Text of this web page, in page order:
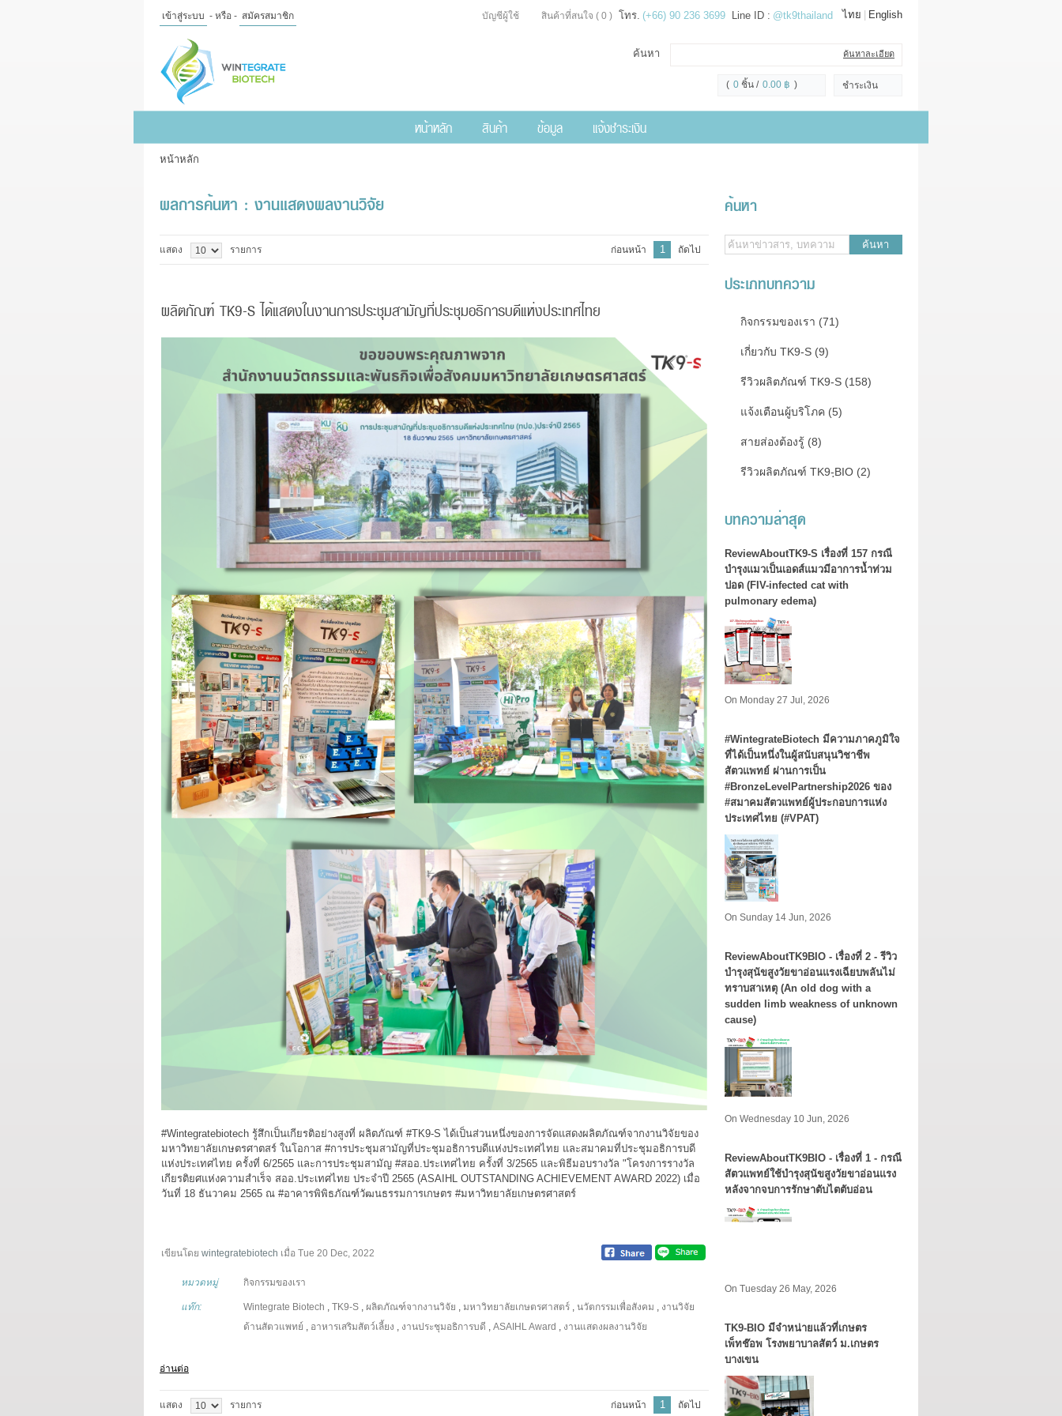
ไทย | English
ข้อมูล
เข้าสู่ระบบ - หรือ - สมัครสมาชิก ไทย English
โทร. (+66) 90 236 3699 Line ID : @tk9thailand
สินค้าที่สนใจ ( 0 )
บัญชีผู้ใช้
ค้นหา ค้นหาละเอียด
( 0 ชิ้น 0.00 ฿ ) ชำระเงิน
หน้าหลัก สินค้า ข้อมูล แจ้งชำระเงิน
หน้าหลัก
ผลการค้นหา : งานแสดงผลงานวิจัย
แสดง รายการ ก่อนหน้า 1 ถัดไป
ผลิตภัณฑ์ TK9-S ได้แสดงในงานการประชุมสามัญที่ประชุมอธิการบดีแห่งประเทศไทย
#Wintegratebiotech รู้สึกเป็นเกียรติอย่างสูงที่ ผลิตภัณฑ์ #TK9-S ได้เป็นส่วนหนึ่งของการจัดแสดงผลิตภัณฑ์จากงานวิจัยของ
มหาวิทยาลัยเกษตรศาตสร์ ในโอกาส #การประชุมสามัญที่ประชุมอธิการบดีแห่งประเทศไทย และสมาคมที่ประชุมอธิการบดี
แห่งประเทศไทย ครั้งที่ 6/2565 และการประชุมสามัญ #สออ .ประเทศไทย ครั้งที่ 3/2565 และพิธีมอบรางวัล "โครงการรางวัล
เกียรติยศแห่งความสำเร็จ สออ.ประเทศไทย ประจำปี 2565 (ASAIHL OUTSTANDING ACHIEVEMENT AWARD 2022) เมื่อ
วันที่ 18 ธันวาคม 2565 ณ #อาคารพิพิธภัณฑ์วัฒนธรรมการเกษตร #มหาวิทยาลัยเกษตรศาสตร์
เขียนโดย wintegratebiotech เมื่อ Tue 20 Dec, 2022
หมวดหมู่ กิจกรรมของเรา
แท๊ก: Wintegrate Biotech TK9-S, ผลิตภัณฑ์จากงานวิจัย มหาวิทยาลัยเกษตรศาสตร์, นวัตกรรมเพื่อสังคม
งานวิจัย
ด้านสัตวแพทย์
อาหารเสริมสัตว์เลี้ยง งานประชุมอธิการบดี ASAIHL Award งานแสดงผลงานวิจัย
อ่านต่อ
แสดง รายการ ก่อนหน้า 1 ถัดไป
ค้นหา
ค้นหา
ประเภทบทความ
กิจกรรมของเรา (71)
เกี่ยวกับ TK9-S (9)
รีวิวผลิตภัณฑ์ TK9-S (158)
แจ้งเตือนผู้บริโภค (5)
สายส่องต้องรู้ (8)
รีวิวผลิตภัณฑ์ TK9-ฺBIO (2)
บทความล่าสุด
ReviewAboutTK9-S เรื่องที่ 157 กรณี
บำรุงแมวเป็นเอดส์แมวมีอาการน้ำท่วม
ปอด (FIV-infected cat with
pulmonary edema)
On Monday 27 Jul, 2026
#WintegrateBiotech มีความภาคภูมิใจ
ที่ได้เป็นหนึ่งในผู้สนับสนุนวิชาชีพ
สัตวแพทย์ ผ่านการเป็น
#BronzeLevelPartnership2026 ของ
#สมาคมสัตวแพทย์ผู้ประกอบการแห่ง
ประเทศไทย (#VPAT)
On Sunday 14 Jun, 2026
ReviewAboutTK9BIO - เรื่องที่ 2 - รีวิว
บำรุงสุนัขสูงวัยขาอ่อนแรงเฉียบพลันไม่
ทราบสาเหตุ (An old dog with a
sudden limb weakness of unknown
cause)
On Wednesday 10 Jun, 2026
ReviewAboutTK9BIO - เรื่องที่ 1 - กรณี
สัตวแพทย์ใช้บำรุงสุนัขสูงวัยขาอ่อนแรง
หลังจากจบการรักษาตับไตตับอ่อน
On Tuesday 26 May, 2026
TK9​-BIO มีจำหน่ายแล้วที่เกษตร
เพ็ทช๊อพ โรงพยาบาลสัตว์ ม.เกษตร
บางเขน​